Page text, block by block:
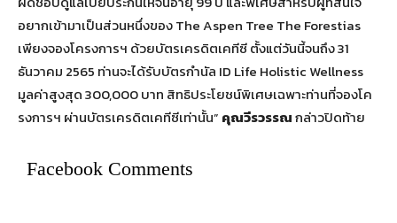
อยากเข้ามาเป็นส่วนหนึ่งของ The Aspen Tree The Forestias
เพียงจองโครงการฯ ด้วยบัตรเครดิตเคทีซี ตั้งแต่วันนี้จนถึง 31
ธันวาคม 2565 ท่านจะได้รับบัตรกำนัล ID Life Holistic Wellness
มูลค่าสูงสุด 300,000 บาท สิทธิประโยชน์พิเศษเฉพาะท่านที่จองโค
รงการฯ ผ่านบัตรเครดิตเคทีซีเท่านั้น” คุณวีรวรรณกล่าวปิดท้าย
Facebook Comments